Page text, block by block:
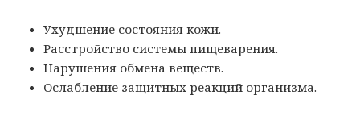
Ухудшение состояния кожи.
Расстройство системы пищеварения.
Нарушения обмена веществ.
Ослабление защитных реакций организма.